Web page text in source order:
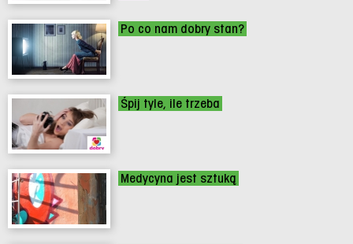
Po co nam dobry stan?
Śpij tyle, ile trzeba
Medycyna jest sztuką